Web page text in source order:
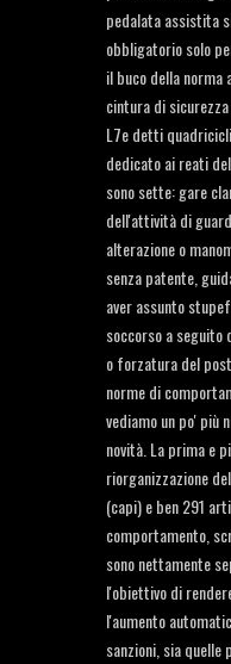
pedalata assistita
obbligatorio solo
il buco della
cintura di
L7e detti
dedicato ai reati
sono sette: gare
dell'attività di
alterazione o
senza patente,
aver assunto
soccorso a
o forzatura del
norme di
vediamo un po' più
novità. La prima e
riorganizzazione
(capi) e ben 291
comportamento,
sono nettamente
l'obiettivo di
l'aumento
sanzioni, sia quelle